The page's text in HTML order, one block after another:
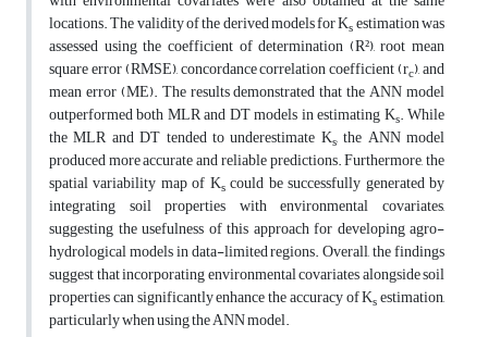
locations. The validity of the derived models for Ksestimation was
assessed using the coefficient of determination (R²), root mean
square error (RMSE), concordance correlation coefficient (rc), and
mean error (ME). The results demonstrated that the ANN model
outperformed both MLR and DT models in estimating Ks. While
the MLR and DT tended to underestimate Ks, the ANN model
produced more accurate and reliable predictions. Furthermore, the
spatial variability map of Kscould be successfully generated by
integrating soil properties with environmental covariates,
suggesting the usefulness of this approach for developing agro-
hydrological models in data-limited regions. Overall, the findings
suggest that incorporating environmental covariates alongside soil
properties can significantly enhance the accuracy of Ksestimation,
particularly when using the ANN model.